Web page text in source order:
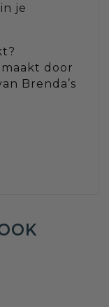
je
door
Brenda’s